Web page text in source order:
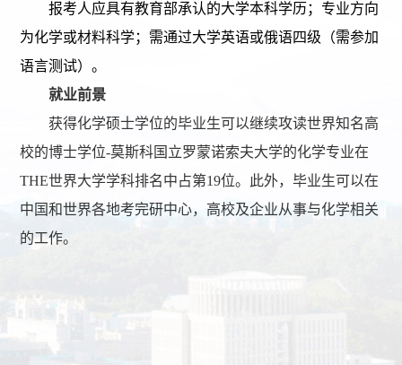
报考人应具有教育部承认的大学本科学历；专业方向
为化学或材料科学；需通过大学英语或俄语四级（需参加
语言测试）。
就业前景
获得化学硕士学位的毕业生可以继续攻读世界知名高
校的博士学位-莫斯科国立罗蒙诺索夫大学的化学专业在
THE世界大学学科排名中占第19位。此外，毕业生可以在
中国和世界各地考完研中心，高校及企业从事与化学相关
的工作。